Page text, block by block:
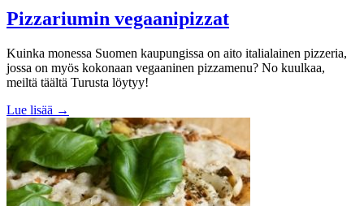
Pizzariumin vegaanipizzat
Kuinka monessa Suomen kaupungissa on aito italialainen pizzeria,
jossa on myös kokonaan vegaaninen pizzamenu? No kuulkaa,
meiltä täältä Turusta löytyy!
Lue lisää →